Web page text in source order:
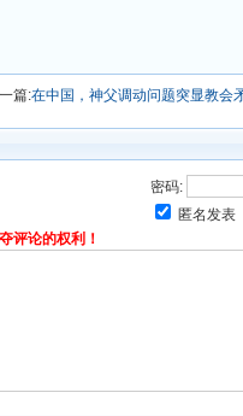
篇:在中国，神父调动问题突显教会
密码:
匿名发表
评论的权利！